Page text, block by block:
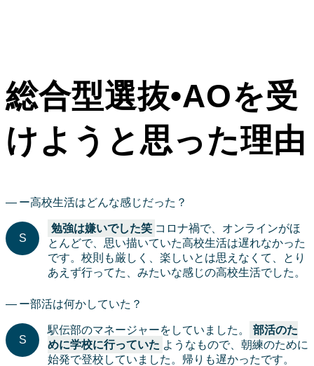
総合型選抜•AOを受
けようと思った理由
ー高校生活はどんな感じだった？
勉強は嫌いでした笑 コロナ禍で、オンラインがほ
とんどで、思い描いていた高校生活は遅れなかった
です。校則も厳しく、楽しいとは思えなくて、とり
あえず行ってた、みたいな感じの高校生活でした。
ー部活は何かしていた？
駅伝部のマネージャーをしていました。
部活のた
めに学校に行っていた ようなもので、朝練のために
始発で登校していました。帰りも遅かったです。